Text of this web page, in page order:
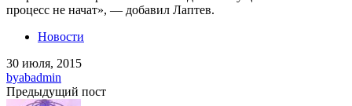
процесс не начат», — добавил Лаптев.
Новости
30 июля, 2015
byabadmin
Предыдущий пост